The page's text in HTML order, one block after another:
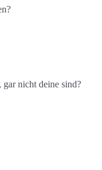
nicht deine sind?